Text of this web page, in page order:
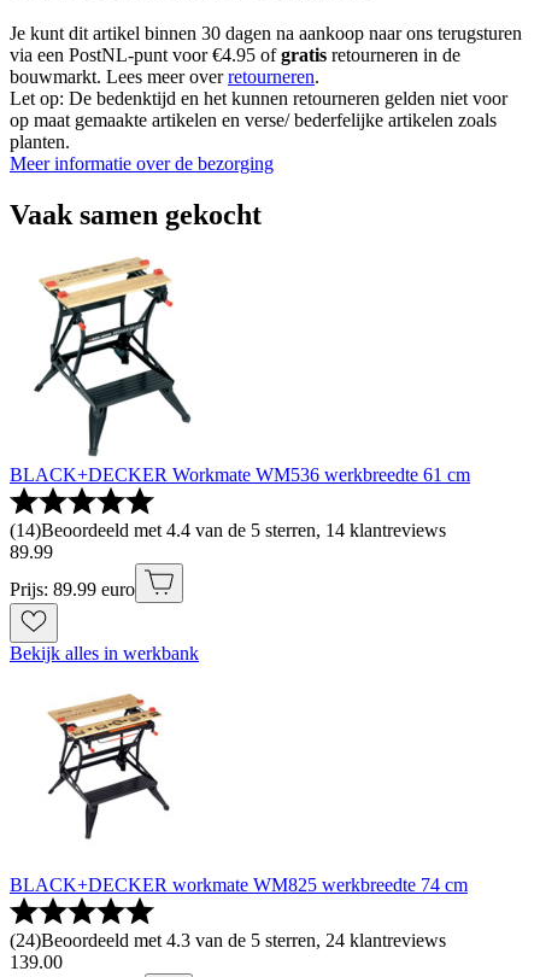
Je kunt dit artikel binnen 30 dagen na aankoop naar ons terugsturen
via een PostNL-punt voor €4.95 ofgratis retourneren in de
bouwmarkt. Lees meer overretourneren.
Let op: De bedenktijd en het kunnen retourneren gelden niet voor
op maat gemaakte artikelen en verse/ bederfelijke artikelen zoals
planten.
Meer informatie over de bezorging
Vaak samen gekocht
BLACK+DECKER Workmate WM536 werkbreedte 61 cm
(14)Beoordeeld met 4.4 van de 5 sterren, 14 klantreviews
89.99
Prijs: 89.99 euro
Bekijk alles in werkbank
BLACK+DECKER workmate WM825 werkbreedte 74 cm
(24)Beoordeeld met 4.3 van de 5 sterren, 24 klantreviews
139.00